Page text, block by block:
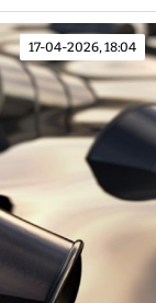
17-04-2026, 18:04